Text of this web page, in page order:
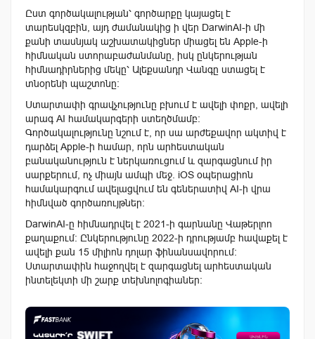
Ըստ գործակալության՝ գործարքը կայացել է
տարեսկզբին, այդ ժամանակից ի վեր DarwinAI-ի մի
քանի տասնյակ աշխատակիցներ միացել են Apple-ի
հիմնական ստորաբաժանմանը, իսկ ընկերության
հիմնադիրներից մեկը՝ Ալեքսանդր Վանգը ստացել է
տնօրենի պաշտոնը։
Ստարտափի գրավչությունը բխում է ավելի փոքր, ավելի
արագ AI համակարգերի ստեղծմամբ:
Գործակալությունը նշում է, որ սա արժեքավոր ակտիվ է
դարձել Apple-ի համար, որն արհեստական
բանականություն է ներկառուցում և զարգացնում իր
սարքերում, ոչ միայն ամպի մեջ. iOS օպերացիոն
համակարգում ավելացվում են գեներատիվ AI-ի վրա
հիմնված գործառույթներ։
DarwinAI-ը հիմնադրվել է 2021-ի գարնանը Վաթերլոո
քաղաքում: Ընկերությունը 2022-ի դրությամբ հավաքել է
ավելի քան 15 միլիոն դոլար ֆինանսավորում:
Ստարտափին հաջողվել է զարգացնել արհեստական ​​
ինտելեկտի մի շարք տեխնոլոգիաներ: